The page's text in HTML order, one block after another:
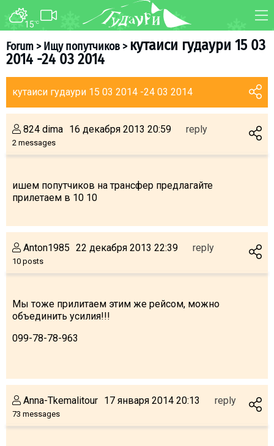
15°C
Forum>Ищу попутчиков> кутаиси гудаури 15 03
2014 -24 03 2014
кутаиси гудаури 15 03 2014 -24 03 2014
824 dima
2 messages
16 декабря 2013 20:59 reply
ишем попутчиков на трансфер предлагайте
прилетаем в 10 10
Anton1985
10 posts
22 декабря 2013 22:39 reply
Мы тоже прилитаем этим же рейсом, можно
объединить усилия!!!
099-78-78-963
Anna-Tkemalitour
73 messages
17 января 2014 20:13 reply
FORUM MAP
TRANSFER
About ski resort
Piste map
Ski instructors
Ski rent
Après-ski
Join telegram
LODGING
Cottages
Hotels
% Hot deals